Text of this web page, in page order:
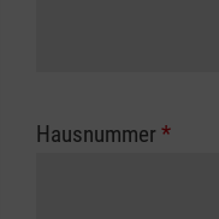
Hausnummer *